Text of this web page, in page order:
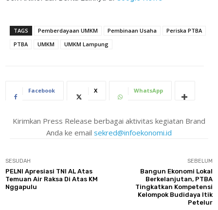
TAGS Pemberdayaan UMKM Pembinaan Usaha
Periska PTBA
PTBA
UMKM UMKM Lampung
Facebook X WhatsApp
Kirimkan Press Release berbagai aktivitas kegiatan Brand
Anda ke email sekred@infoekonomi.id
SESUDAH
PELNI Apresiasi TNI AL Atas
Temuan Air Raksa Di Atas KM
Nggapulu
SEBELUM
Bangun Ekonomi Lokal
Berkelanjutan, PTBA
Tingkatkan Kompetensi
Kelompok Budidaya Itik
Petelur